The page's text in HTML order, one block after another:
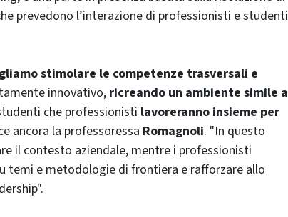
prevedono l’interazione di professionisti e studenti
stimolare le competenze trasversali e
innovativo,ricreando un ambiente simile a
che professionisti lavoreranno insieme per
ancora la professoressa Romagnoli. "In questo
il contesto aziendale, mentre i professionisti
temi e metodologie di frontiera e rafforzare allo